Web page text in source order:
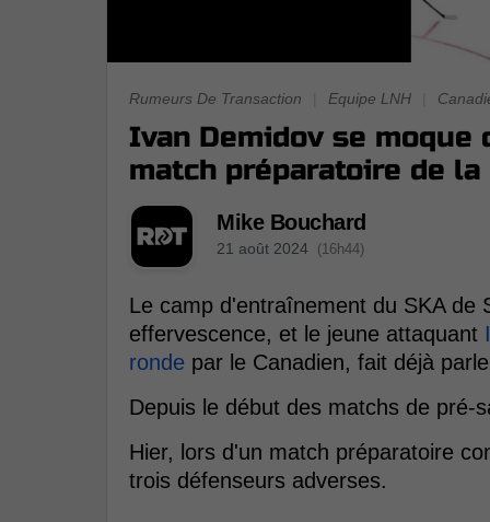
Rumeurs De Transaction Equipe LNH
Ivan Demidov se
match préparatoire de la
Mike Bouchard
21 août 2024 (16h44)
Le camp d'entraînement du SKA de
effervescence, et le jeune attaquant
ronde par le Canadien, fait déjà
Depuis le début des matchs de pré-
Hier, lors d'un match préparatoire
trois défenseurs adverses.